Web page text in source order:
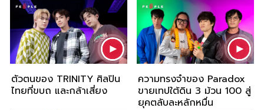
ตัวตนของ TRINITY ศิลปิน
ไทยที่ขบถ และกล้าเสี่ยง
ความทรงจำของ Paradox
ขายเทปใต้ดิน 3 ม้วน 100 สู่
ยุคตลับละหลักหมื่น